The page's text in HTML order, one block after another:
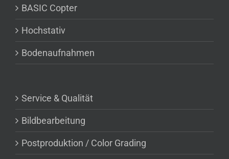
BASIC Copter
Hochstativ
Bodenaufnahmen
Service & Qualität
Bildbearbeitung
Postproduktion / Color Grading